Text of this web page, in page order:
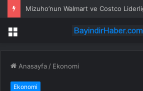
Menü
Anasayfa / Ekonomi
Ekonomi